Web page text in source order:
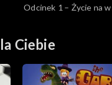
Odcinek 1 – Życie na
Ciebie